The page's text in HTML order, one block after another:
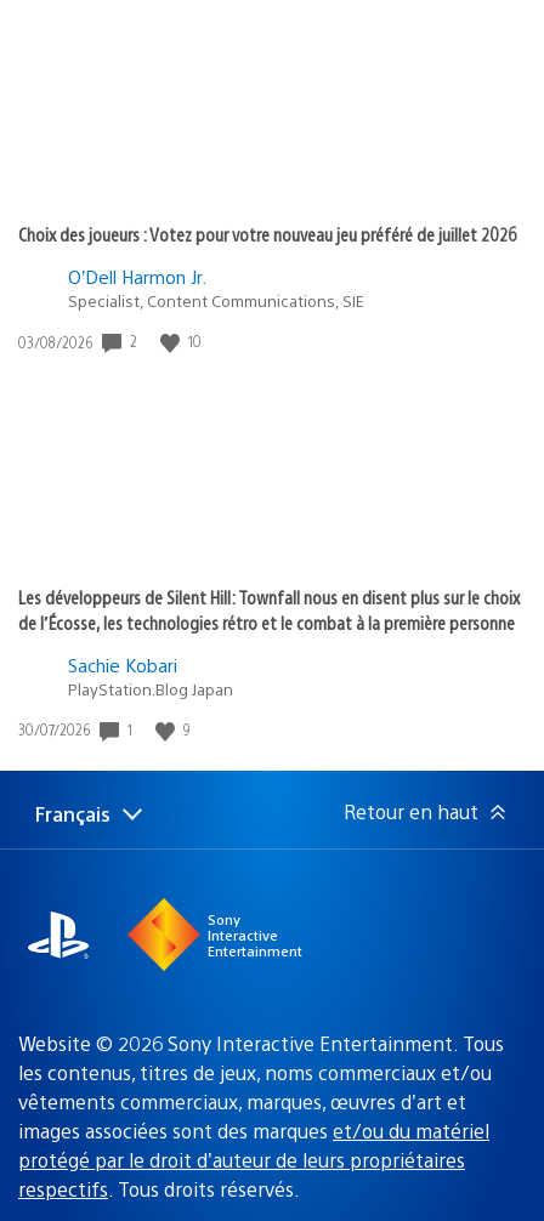
Choix des joueurs : Votez pour votre nouveau jeu préféré de juillet 2026
O’Dell Harmon Jr.
Specialist, Content Communications, SIE
Date
03/08/2026 2 10
Les développeurs de Silent Hill: Townfall nous en disent plus sur le choix
de l’Écosse, les technologies rétro et le combat à la première personne
Sachie Kobari
PlayStation.Blog Japan
Date
publication
30/07/2026 1 9
Choisir
une
Région
actuelle
Français Retour en haut
Sony
Interactive
Entertainment
Website © 2026 Sony Interactive Entertainment. Tous
les contenus, titres de jeux, noms commerciaux et/ou
vêtements commerciaux, marques, œuvres d’art et
images associées sont des marques et/ou du matériel
protégé par le droit d’auteur de leurs propriétaires
respectifs. Tous droits réservés.